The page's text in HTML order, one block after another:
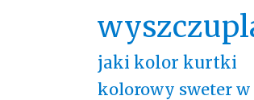
jaki kolor kurtki
kolorowy sweter